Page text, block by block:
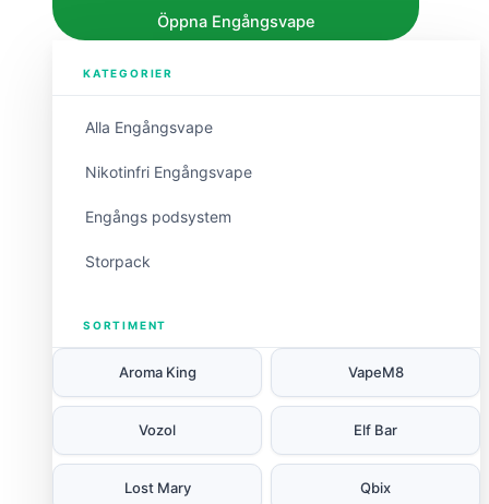
Öppna Engångsvape
KATEGORIER
Alla Engångsvape
Nikotinfri Engångsvape
Engångs podsystem
Storpack
SORTIMENT
Aroma King VapeM8
Vozol Elf Bar
Lost Mary Qbix